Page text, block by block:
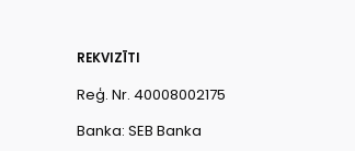
REKVIZĪTI
Reģ. Nr. 40008002175
Banka: SEB Banka